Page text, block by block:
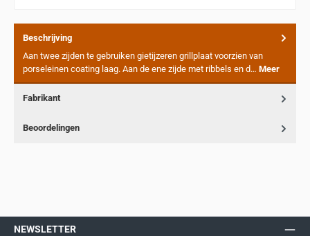
Beschrijving
Aan twee zijden te gebruiken gietijzeren grillplaat voorzien van
porseleinen coating laag. Aan de ene zijde met ribbels en d… Meer
Fabrikant
Beoordelingen
NEWSLETTER